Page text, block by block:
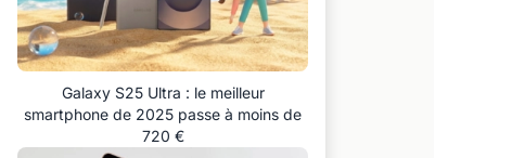
Galaxy S25 Ultra : le meilleur
smartphone de 2025 passe à moins de
720 €